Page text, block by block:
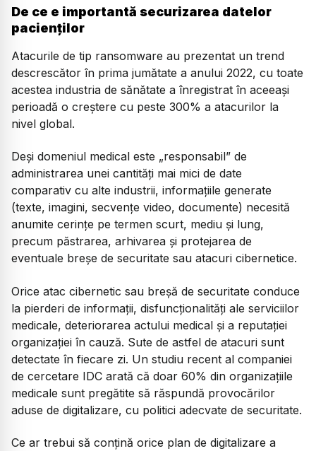
De ce e importantă securizarea datelor
pacienților
Atacurile de tip ransomware au prezentat un trend
descrescător în prima jumătate a anului 2022, cu toate
acestea industria de sănătate a înregistrat în aceeași
perioadă o creștere cu peste 300% a atacurilor la
nivel global.
Deși domeniul medical este „responsabil” de
administrarea unei cantități mai mici de date
comparativ cu alte industrii, informațiile generate
(texte, imagini, secvențe video, documente) necesită
anumite cerințe pe termen scurt, mediu și lung,
precum păstrarea, arhivarea și protejarea de
eventuale breșe de securitate sau atacuri cibernetice.
Orice atac cibernetic sau breșă de securitate conduce
la pierderi de informații, disfuncționalități ale serviciilor
medicale, deteriorarea actului medical și a reputației
organizației în cauză. Sute de astfel de atacuri sunt
detectate în fiecare zi. Un studiu recent al companiei
de cercetare IDC arată că doar 60% din organizațiile
medicale sunt pregătite să răspundă provocărilor
aduse de digitalizare, cu politici adecvate de securitate.
Ce ar trebui să conțină orice plan de digitalizare a